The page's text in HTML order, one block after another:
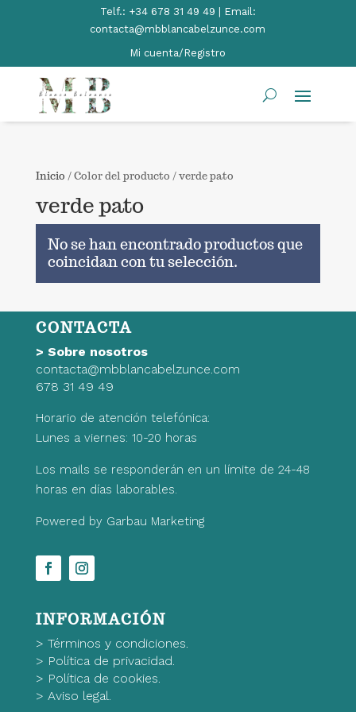
Telf.: +34 678 31 49 49 | Email:
contacta@mbblancabelzunce.com
Mi cuenta/Registro
Inicio / Color del producto / verde pato
verde pato
No se han encontrado productos que
coincidan con tu selección.
CONTACTA
> Sobre nosotros
contacta@mbblancabelzunce.com
678 31 49 49
Horario de atención telefónica:
Lunes a viernes: 10-20 horas
Los mails se responderán en un límite de 24-48
horas en días laborables.
Powered by Garbau Marketing
INFORMACIÓN
> Términos y condiciones.
> Política de privacidad.
> Política de cookies.
> Aviso legal.